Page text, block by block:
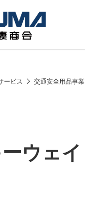
ービス 交通安全用品事業
ウェイ